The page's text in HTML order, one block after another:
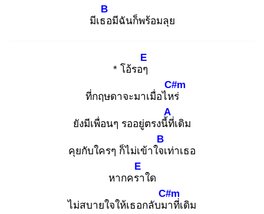
มีเธอ
B
มีฉันก็พร้อมลุย
* โอ้รอๆ
E
ที่กฤษดาจะมาเมื่อไหร่
C#m
ยังมีเพื่อนๆ รออยู่ตรงนี้ที่
A
เดิม
คุยกับใครๆ ก็ไม่เข้าใจเ
B
ท่าเธอ
หากครา
E
ใด
ไม่สบายใจให้เธอกลับมา
C#m
ที่เดิม